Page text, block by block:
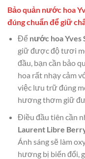
Bảo quản nước hoa
đúng chuẩn để giữ
Để nước hoa Yves
giữ được độ tươi
đầu, bạn cần bảo
hoa rất nhạy cảm
việc lưu trữ đúng
hương thơm giữ
Điều đầu tiên cần
Laurent Libre
Ánh sáng sẽ làm
hương bị biến đổi,